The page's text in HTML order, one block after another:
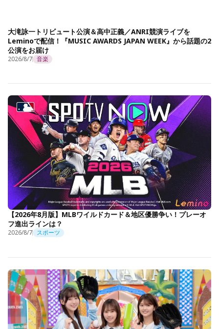
大滝詠一トリビュート公演＆高中正義／ANRI競演ライブを
Leminoで配信！『MUSIC AWARDS JAPAN WEEK』から話題の2
公演をお届け
2026/8/7 音楽
【2026年8月版】MLBワイルドカード＆地区優勝争い！プレーオ
フ進出ラインは？
2026/8/7 スポーツ